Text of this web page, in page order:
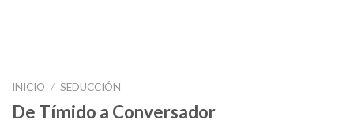
INICIO / SEDUCCIÓN
De Tímido a Conversador